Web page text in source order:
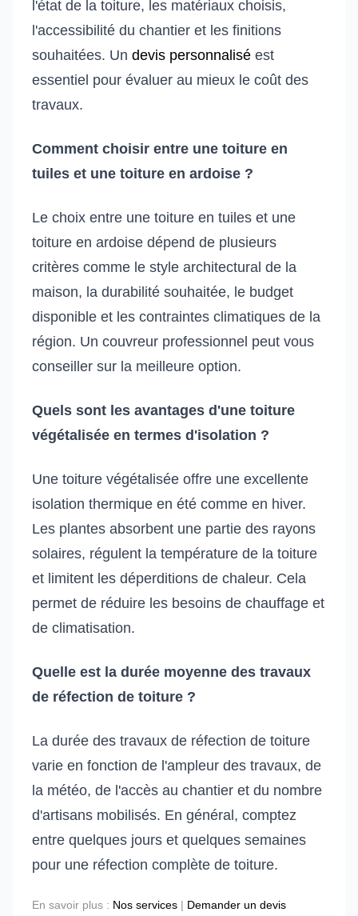
l'état de la toiture, les matériaux choisis,
l'accessibilité du chantier et les finitions
souhaitées. Un devis personnalisé est
essentiel pour évaluer au mieux le coût des
travaux.
Comment choisir entre une toiture en
tuiles et une toiture en ardoise ?
Le choix entre une toiture en tuiles et une
toiture en ardoise dépend de plusieurs
critères comme le style architectural de la
maison, la durabilité souhaitée, le budget
disponible et les contraintes climatiques de la
région. Un couvreur professionnel peut vous
conseiller sur la meilleure option.
Quels sont les avantages d'une toiture
végétalisée en termes d'isolation ?
Une toiture végétalisée offre une excellente
isolation thermique en été comme en hiver.
Les plantes absorbent une partie des rayons
solaires, régulent la température de la toiture
et limitent les déperditions de chaleur. Cela
permet de réduire les besoins de chauffage et
de climatisation.
Quelle est la durée moyenne des travaux
de réfection de toiture ?
La durée des travaux de réfection de toiture
varie en fonction de l'ampleur des travaux, de
la météo, de l'accès au chantier et du nombre
d'artisans mobilisés. En général, comptez
entre quelques jours et quelques semaines
pour une réfection complète de toiture.
En savoir plus : Nos services | Demander un devis